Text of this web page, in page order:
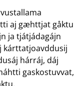
aj gæhttjat gåktu
ja tjátjádagájn
kárttatjoavddusij
hárráj, dáj
gaskostuvvat,